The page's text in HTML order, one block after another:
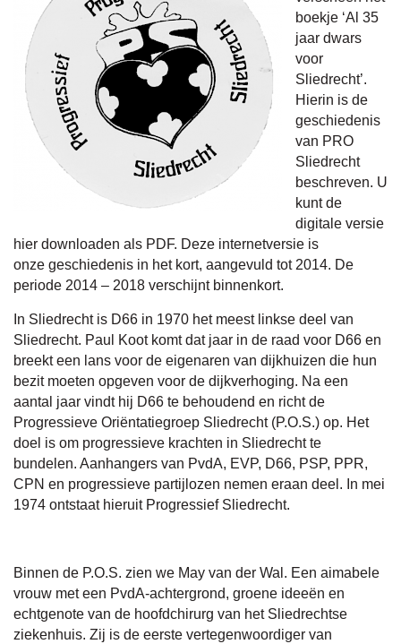
boekje ‘Al 35
jaar dwars
voor
Sliedrecht’.
Hierin is de
geschiedenis
van PRO
Sliedrecht
beschreven. U
kunt de
digitale versie
hier downloaden als PDF. Deze internetversie is
onze geschiedenis in het kort, aangevuld tot 2014. De
periode 2014 – 2018 verschijnt binnenkort.
In Sliedrecht is D66 in 1970 het meest linkse deel van
Sliedrecht. Paul Koot komt dat jaar in de raad voor D66 en
breekt een lans voor de eigenaren van dijkhuizen die hun
bezit moeten opgeven voor de dijkverhoging. Na een
aantal jaar vindt hij D66 te behoudend en richt de
Progressieve Oriëntatiegroep Sliedrecht (P.O.S.) op. Het
doel is om progressieve krachten in Sliedrecht te
bundelen. Aanhangers van PvdA, EVP, D66, PSP, PPR,
CPN en progressieve partijlozen nemen eraan deel. In mei
1974 ontstaat hieruit Progressief Sliedrecht.
Binnen de P.O.S. zien we May van der Wal. Een aimabele
vrouw met een PvdA-achtergrond, groene ideeën en
echtgenote van de hoofdchirurg van het Sliedrechtse
ziekenhuis. Zij is de eerste vertegenwoordiger van